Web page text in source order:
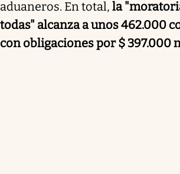
aduaneros. En total, la
todas" alcanza a unos 462.000
con obligaciones por $ 397.000